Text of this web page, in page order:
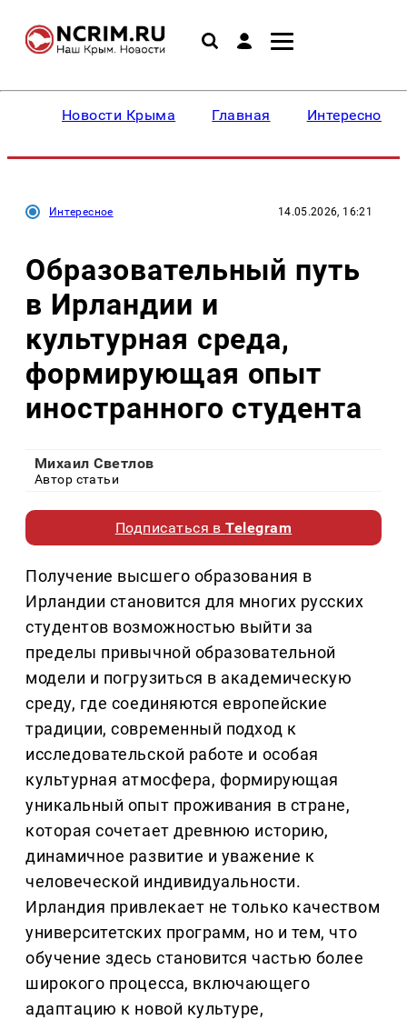
Новости Крыма Главная Интересное
Интересное 14.05.2026, 16:21
Образовательный путь
в Ирландии и
культурная среда,
формирующая опыт
иностранного студента
Михаил Светлов
Автор статьи
Подписаться вTelegram
Получение высшего образования в
Ирландии становится для многих русских
студентов возможностью выйти за
пределы привычной образовательной
модели и погрузиться в академическую
среду, где соединяются европейские
традиции, современный подход к
исследовательской работе и особая
культурная атмосфера, формирующая
уникальный опыт проживания в стране,
которая сочетает древнюю историю,
динамичное развитие и уважение к
человеческой индивидуальности.
Ирландия привлекает не только качеством
университетских программ, но и тем, что
обучение здесь становится частью более
широкого процесса, включающего
адаптацию к новой культуре,